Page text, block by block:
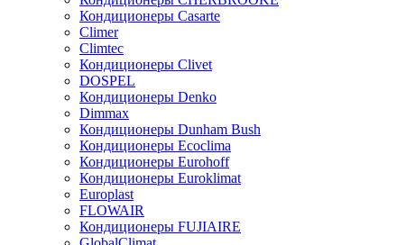
Кондиционеры Casarte
Climer
Climtec
Кондиционеры Clivet
DOSPEL
Кондиционеры Denko
Dimmax
Кондиционеры Dunham Bush
Кондиционеры Ecoclima
Кондиционеры Eurohoff
Кондиционеры Euroklimat
Europlast
FLOWAIR
Кондиционеры FUJIAIRE